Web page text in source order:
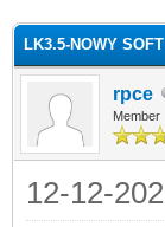
LK3.5-NOWY
rpce
Member
12-12-